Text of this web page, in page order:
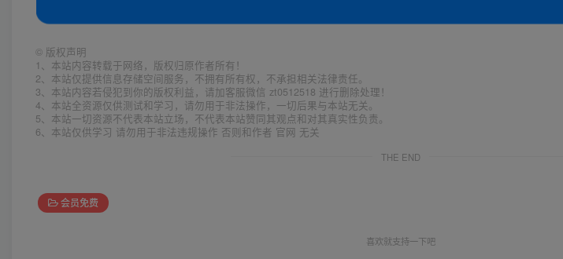
© 版权声明
1、本站内容转载于网络，版权归原作者所有！
2、本站仅提供信息存储空间服务，不拥有所有权，不承担相关法律责任。
3、本站内容若侵犯到你的版权利益，请加客服微信 zt0512518 进行删除处理！
4、本站全资源仅供测试和学习，请勿用于非法操作，一切后果与本站无关。
5、本站一切资源不代表本站立场，不代表本站赞同其观点和对其真实性负责。
6、本站仅供学习 请勿用于非法违规操作 否则和作者 官网 无关
THE END
会员免费
喜欢就支持一下吧